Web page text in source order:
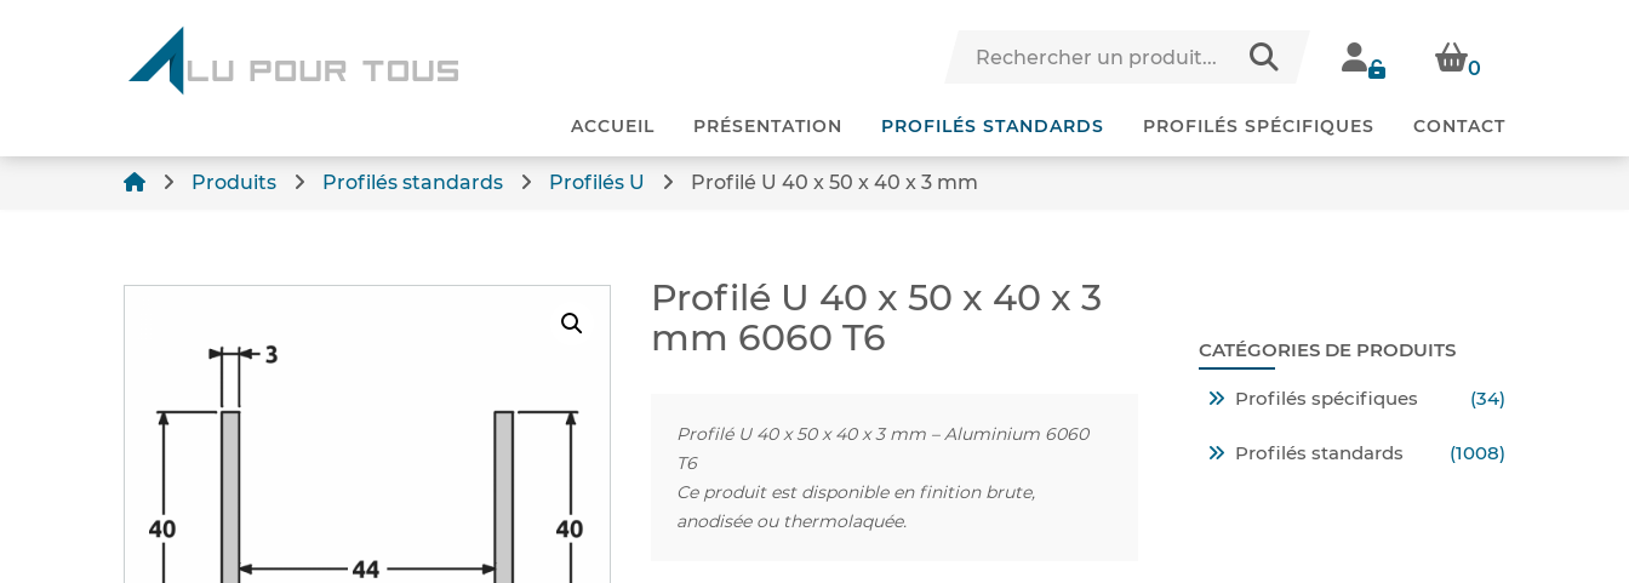
0
ACCUEIL PRÉSENTATION PROFILÉS STANDARDS PROFILÉS SPÉCIFIQUES CONTACT
Produits Profilés standards Profilés U Profilé U 40 x 50 x 40 x 3 mm
Profilé U 40 x 50 x 40 x 3
mm 6060 T6
Profilé U 40 x 50 x 40 x 3 mm – Aluminium 6060
T6
Ce produit est disponible en finition brute,
anodisée ou thermolaquée.
CATÉGORIES DE PRODUITS
Profilés spécifiques (34)
Profilés standards (1008)